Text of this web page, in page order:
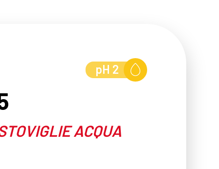
pH 2
ACQUA